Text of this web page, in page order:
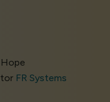
Hope
FR Systems